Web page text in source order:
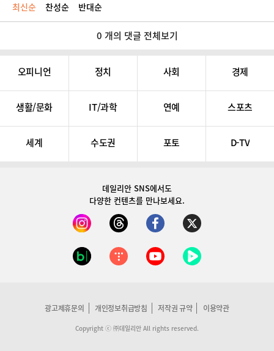
최신순 찬성순 반대순
0 개의 댓글 전체보기
오피니언 정치 사회 경제
생활/문화 IT/과학 연예 스포츠
세계 수도권 포토 D-TV
데일리안 SNS에서도
다양한 컨텐츠를 만나보세요.
광고제휴문의 개인정보취급방침 저작권 규약 이용약관
Copyright ⓒ ㈜데일리안 All rights reserved.